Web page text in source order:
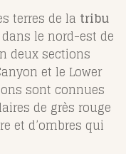
terres de la tribu
le nord-est de
deux sections
et le Lower
sont connues
de grès rouge
et d’ombres qui